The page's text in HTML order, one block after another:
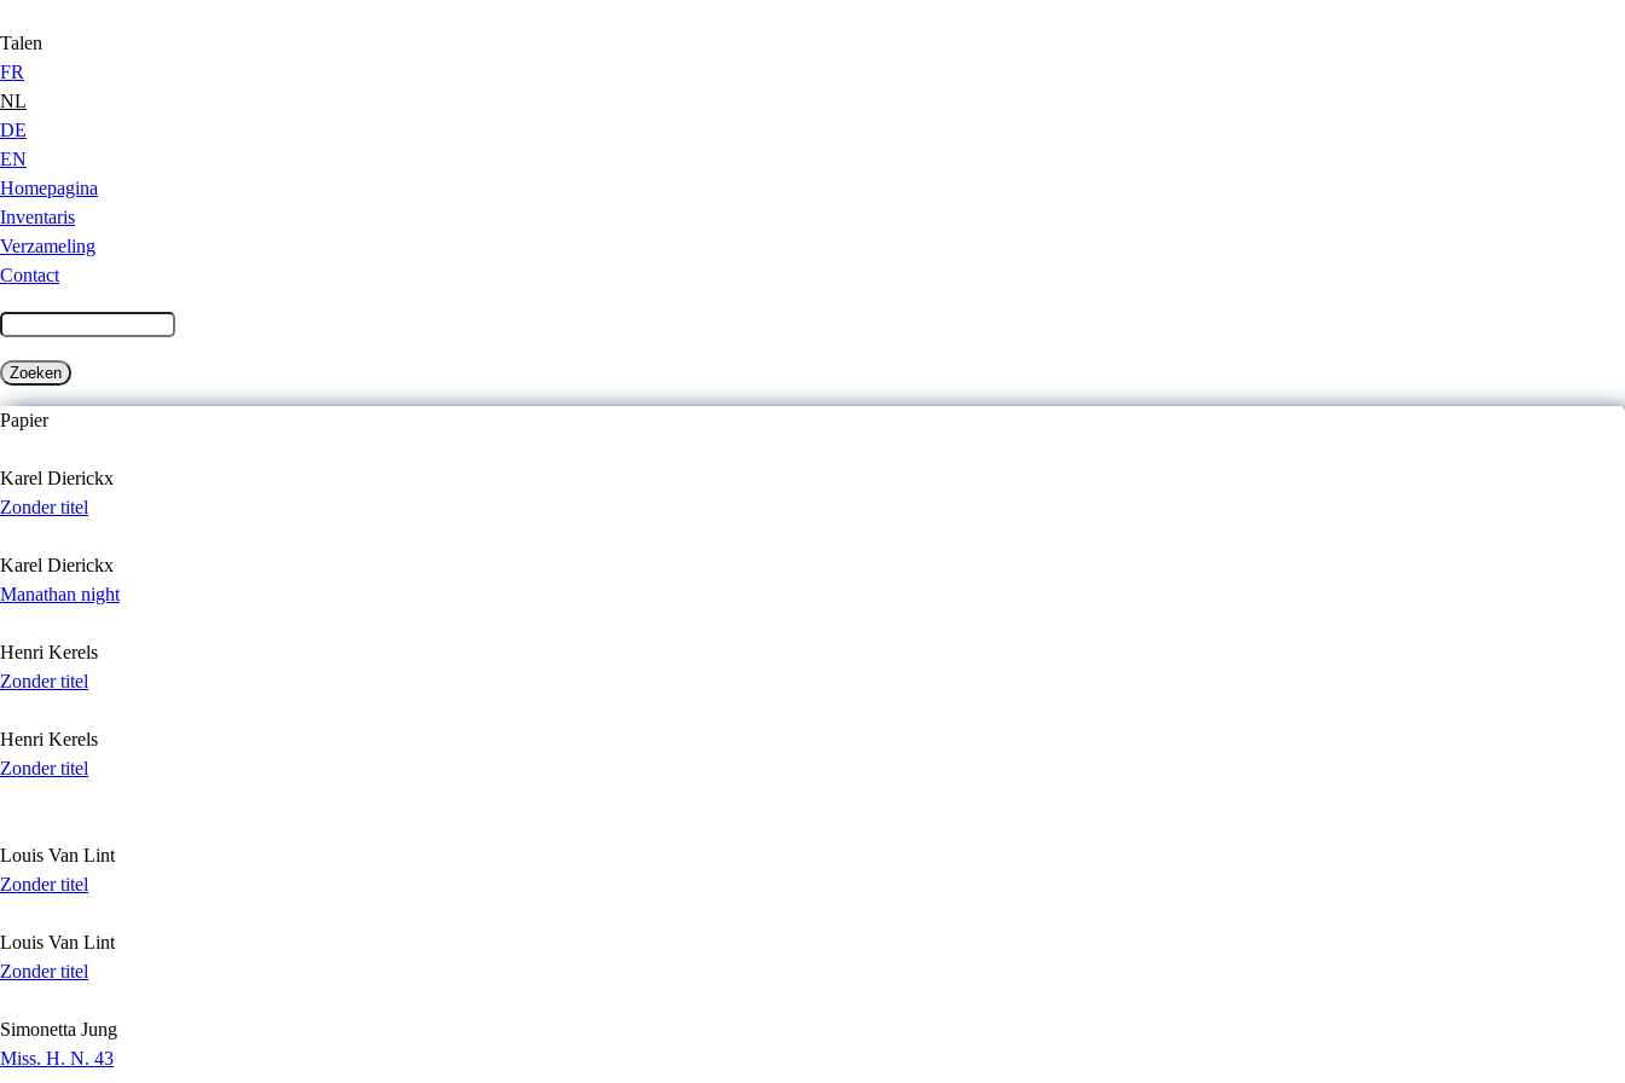
Talen
FR
NL
DE
EN
Homepagina
Inventaris
Verzameling
Contact
Papier
Karel Dierickx
Zonder titel
Karel Dierickx
Manathan night
Henri Kerels
Zonder titel
Henri Kerels
Zonder titel
Louis Van Lint
Zonder titel
Louis Van Lint
Zonder titel
Simonetta Jung
Miss. H. N. 43